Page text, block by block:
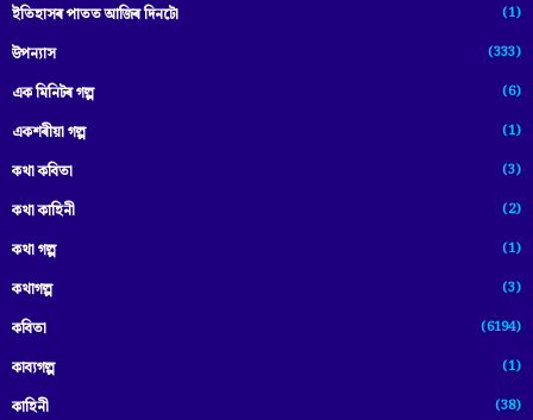
ইতিহাসৰ পাতত আজিৰ দিনটো (1)
উপন্যাস (333)
এক মিনিটৰ গল্প (6)
একশৰীয়া গল্প (1)
কথা কবিতা (3)
কথা কাহিনী (2)
কথা গল্প (1)
কথাগল্প (3)
কবিতা (6194)
কাব্যগল্প (1)
কাহিনী (38)